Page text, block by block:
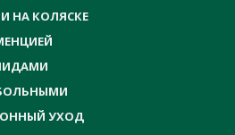
НА КОЛЯСКЕ
УХОД